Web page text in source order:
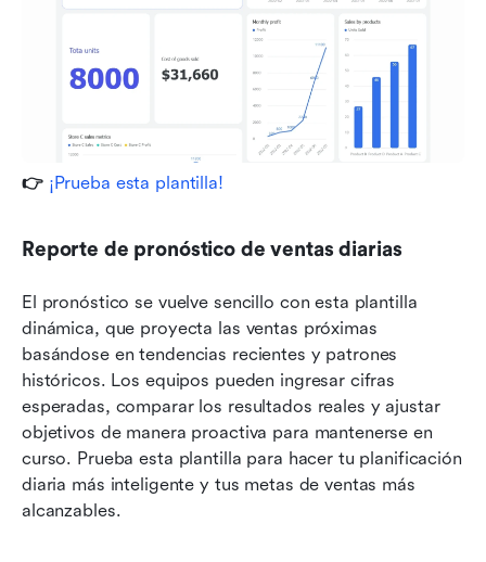
👉 ¡Prueba esta plantilla!
Reporte de pronóstico de ventas diarias
El pronóstico se vuelve sencillo con esta plantilla
dinámica, que proyecta las ventas próximas
basándose en tendencias recientes y patrones
históricos. Los equipos pueden ingresar cifras
esperadas, comparar los resultados reales y ajustar
objetivos de manera proactiva para mantenerse en
curso. Prueba esta plantilla para hacer tu planificación
diaria más inteligente y tus metas de ventas más
alcanzables.